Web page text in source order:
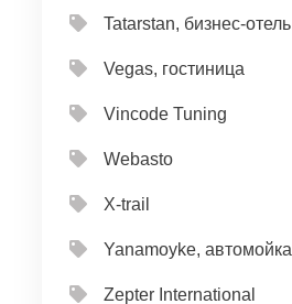
Tatarstan, бизнес-отель
Vegas, гостиница
Vincode Tuning
Webasto
X-trail
Yanamoyke, автомойка
Zepter International